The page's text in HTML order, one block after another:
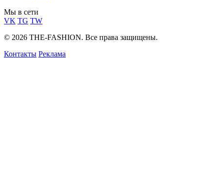
Мы в сети
VK TG TW
© 2026 THE-FASHION. Все права защищены.
Контакты Реклама